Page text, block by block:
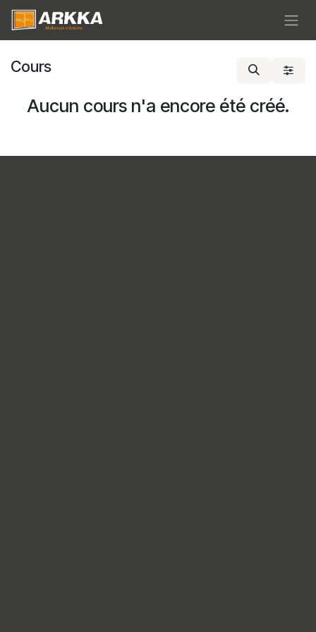
Se rendre au contenu
Cours
Aucun cours n'a encore été créé.